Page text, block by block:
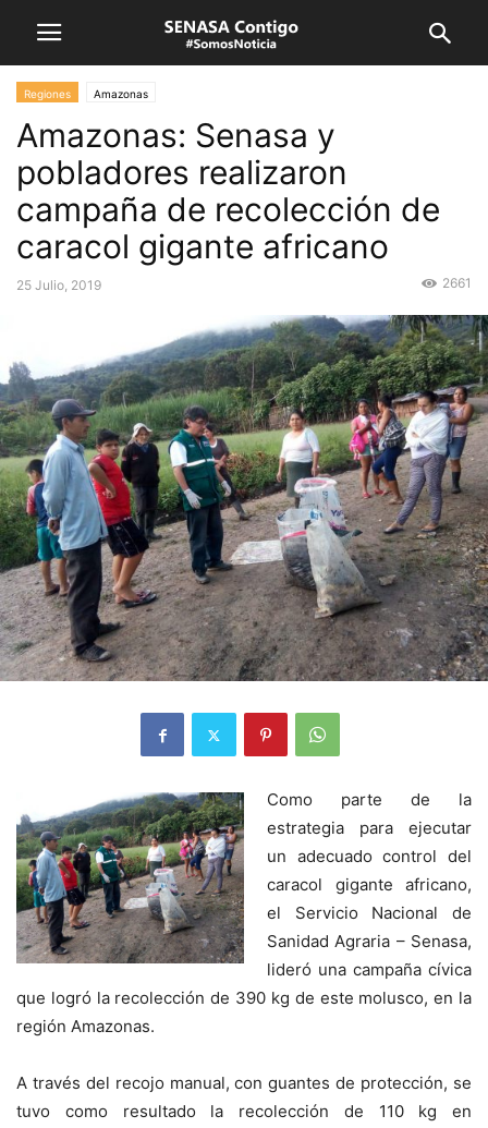
Regiones Amazonas
Amazonas: Senasa y
pobladores realizaron
campaña de recolección de
caracol gigante africano
25 Julio, 2019 2661
Como parte de la
estrategia para ejecutar
un adecuado control del
caracol gigante africano,
el Servicio Nacional de
Sanidad Agraria – Senasa,
lideró una campaña cívica
que logró la recolección de 390 kg de este molusco, en la
región Amazonas.
A través del recojo manual, con guantes de protección, se
tuvo como resultado la recolección de 110 kg en